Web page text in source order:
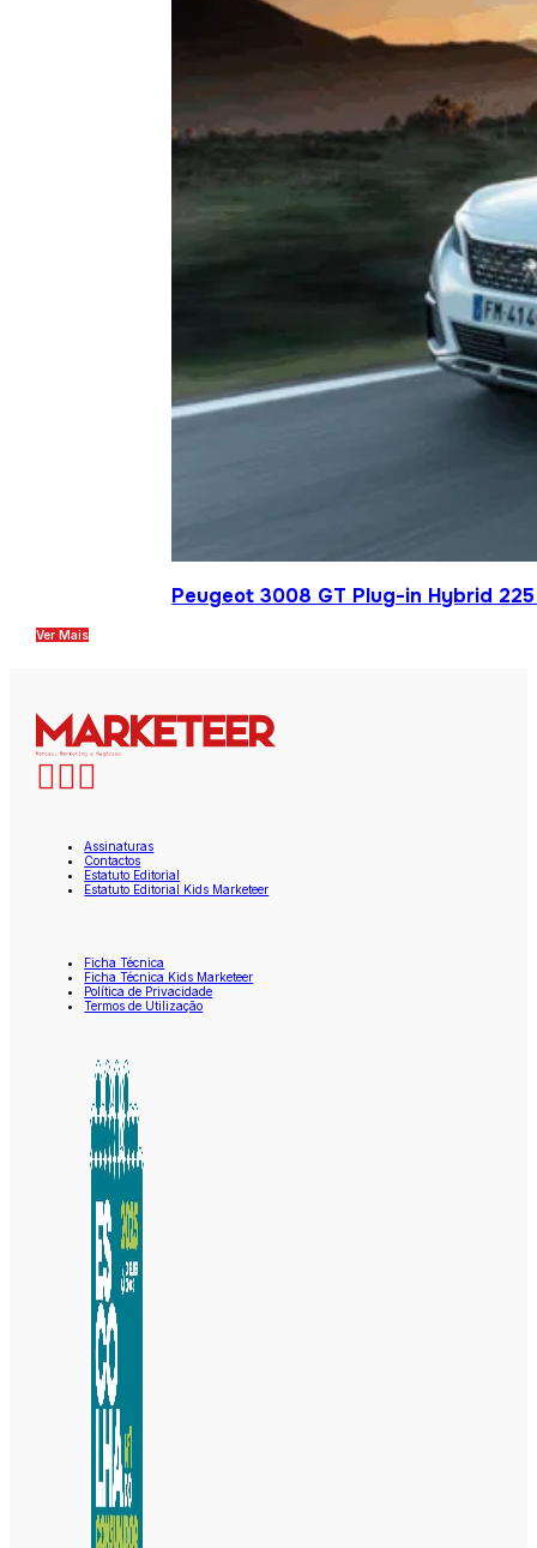
Peugeot 3008 GT Plug-in Hybrid
Ver Mais
Assinaturas
Contactos
Estatuto Editorial
Estatuto Editorial Kids Marketeer
Ficha Técnica
Ficha Técnica Kids Marketeer
Política de Privacidade
Termos de Utilização